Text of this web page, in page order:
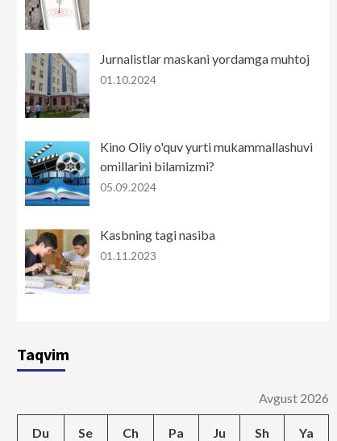
Jurnalistlar maskani yordamga muhtoj
01.10.2024
Kino Oliy o'quv yurti mukammallashuvi
omillarini bilamizmi?
05.09.2024
Kasbning tagi nasiba
01.11.2023
Taqvim
Avgust 2026
Du Se Ch Pa Ju Sh Ya